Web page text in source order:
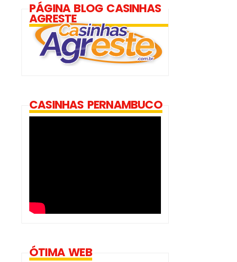
PÁGINA BLOG CASINHAS
AGRESTE
CASINHAS PERNAMBUCO
ÓTIMA WEB